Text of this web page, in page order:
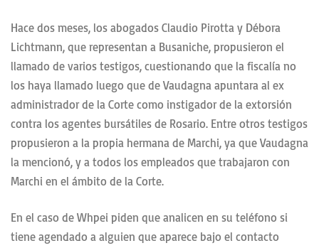
Hace dos meses, los abogados Claudio Pirotta y Débora
Lichtmann, que representan a Busaniche, propusieron el
llamado de varios testigos, cuestionando que la fiscalía no
los haya llamado luego que de Vaudagna apuntara al ex
administrador de la Corte como instigador de la extorsión
contra los agentes bursátiles de Rosario. Entre otros testigos
propusieron a la propia hermana de Marchi, ya que Vaudagna
la mencionó, y a todos los empleados que trabajaron con
Marchi en el ámbito de la Corte.
En el caso de Whpei piden que analicen en su teléfono si
tiene agendado a alguien que aparece bajo el contacto